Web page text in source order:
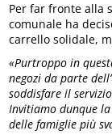
Per far fronte alla
comunale ha
carrello solidale,
«Purtroppo in
negozi da parte
soddisfare il
Invitiamo dunque
delle famiglie più